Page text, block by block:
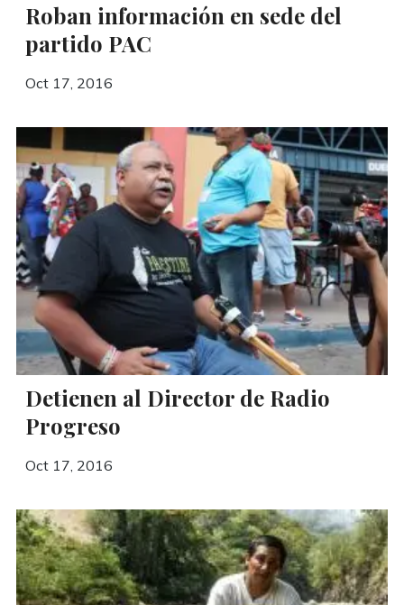
Roban información en sede del
partido PAC
Oct 17, 2016
Detienen al Director de Radio
Progreso
Oct 17, 2016